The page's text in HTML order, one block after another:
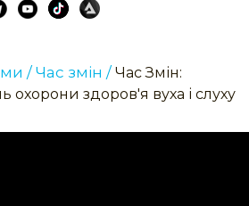
/Час змін / Час Змін:
здоров'я вуха і слуху